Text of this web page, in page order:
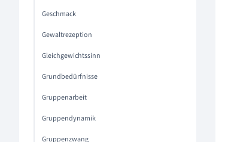
Geschmack
Gewaltrezeption
Gleichgewichtssinn
Grundbedürfnisse
Gruppenarbeit
Gruppendynamik
Gruppenzwang